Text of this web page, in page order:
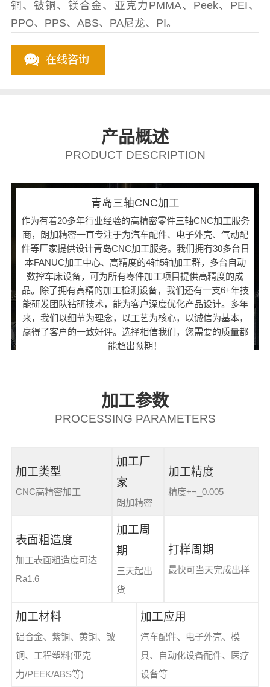
铜、铍铜、镁合金、亚克力PMMA、Peek、PEI、
PPO、PPS、ABS、PA尼龙、PI。
在线咨询
产品概述
PRODUCT DESCRIPTION
青岛三轴CNC加工
作为有着20多年行业经验的高精密零件三轴CNC加工服务
商，朗加精密一直专注于为汽车配件、电子外壳、气动配
件等厂家提供设计青岛CNC加工服务。我们拥有30多台日
本FANUC加工中心、高精度的4轴5轴加工群，多台自动
数控车床设备，可为所有零件加工项目提供高精度的成
品。除了拥有高精的加工检测设备，我们还有一支6+年技
能研发团队钻研技术，能为客户深度优化产品设计。多年
来，我们以细节为理念，以工艺为核心，以诚信为基本，
赢得了客户的一致好评。选择相信我们，您需要的质量都
能超出预期！
加工参数
PROCESSING PARAMETERS
加工类型
CNC高精密加工
加工厂
家
朗加精密
加工精度
精度+¬_0.005
表面粗造度
加工表面粗造度可达
Ra1.6
加工周
期
三天起出
货
打样周期
最快可当天完成出样
加工材料
铝合金、紫铜、黄铜、铍
铜、工程塑料(亚克
力/PEEK/ABS等)
加工应用
汽车配件、电子外壳、模
具、自动化设备配件、医疗
设备等